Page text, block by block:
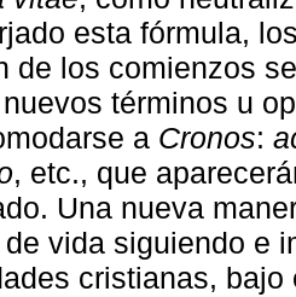
esta fórmula,
de los comienzos
términos u
a Cronos:
, etc., que
Una nueva
vida siguiendo e
cristianas,